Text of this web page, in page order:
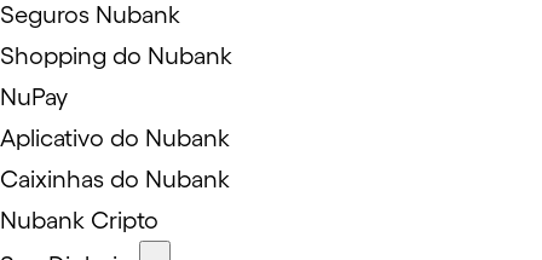
Seguros Nubank
Shopping do Nubank
NuPay
Aplicativo do Nubank
Caixinhas do Nubank
Nubank Cripto